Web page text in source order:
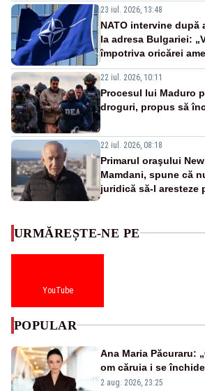
23 iul. 2026, 13:48
NATO intervine după
la adresa Bulgariei:
împotriva oricărei
22 iul. 2026, 10:11
Procesul lui Maduro
droguri, propus să
22 iul. 2026, 08:18
Primarul oraşului
Mamdani, spune că
juridică să-l aresteze
URMĂREȘTE-NE PE
YouTube
POPULAR
Ana Maria Păcuraru:
om căruia i se
portiță?”
2 aug. 2026, 23:25